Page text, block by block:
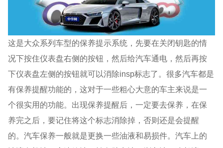
这是大众系列车型的保养提示系统，先要在关闭钥匙的情
况下按住仪表盘右侧的按钮，然后给汽车通电，然后再按
下仪表盘左侧的按钮就可以消除insp标志了。很多汽车都是
有保养提醒功能的，这对于一些粗心大意的车主来说是一
个很实用的功能。出现保养提醒后，一定要去保养，在保
养完之后，要记住将这个标志消除掉，否则还是会提醒
的。汽车保养一般就是更换一些油液和易损件。汽车上的